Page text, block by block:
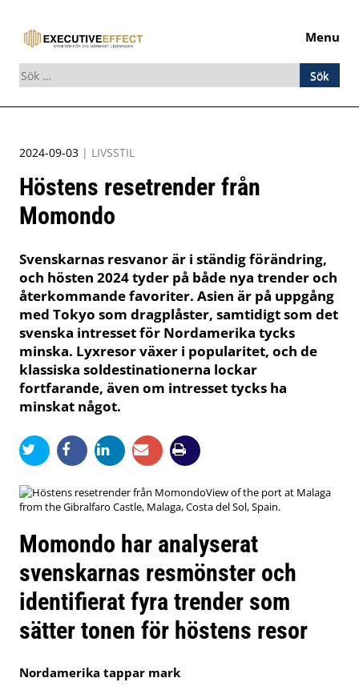
Menu
Sök
efter:
to
2024-09-03 | LIVSSTIL
Höstens resetrender från
Momondo
Svenskarnas resvanor är i ständig förändring,
och hösten 2024 tyder på både nya trender och
återkommande favoriter. Asien är på uppgång
med Tokyo som dragplåster, samtidigt som det
svenska intresset för Nordamerika tycks
minska. Lyxresor växer i popularitet, och de
klassiska soldestinationerna lockar
fortfarande, även om intresset tycks ha
minskat något.
View of the port at Malaga
from the Gibralfaro Castle, Malaga, Costa del Sol, Spain.
Momondo har analyserat
svenskarnas resmönster och
identifierat fyra trender som
sätter tonen för höstens resor
Nordamerika tappar mark